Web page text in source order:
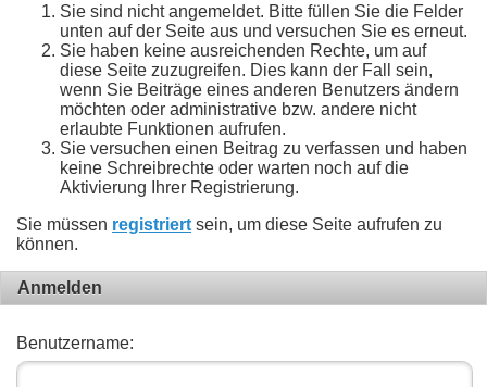
Sie sind nicht angemeldet. Bitte füllen Sie die Felder
unten auf der Seite aus und versuchen Sie es erneut.
Sie haben keine ausreichenden Rechte, um auf
diese Seite zuzugreifen. Dies kann der Fall sein,
wenn Sie Beiträge eines anderen Benutzers ändern
möchten oder administrative bzw. andere nicht
erlaubte Funktionen aufrufen.
Sie versuchen einen Beitrag zu verfassen und haben
keine Schreibrechte oder warten noch auf die
Aktivierung Ihrer Registrierung.
Sie müssen registriert sein, um diese Seite aufrufen zu
können.
Anmelden
Benutzername: